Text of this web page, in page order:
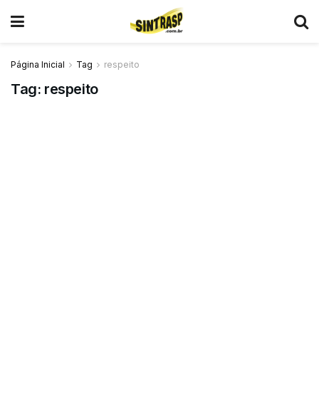
Página Inicial Tag respeito
Tag: respeito